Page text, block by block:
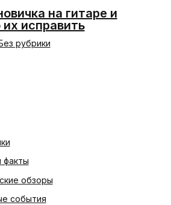
на гитаре и
исправить
рубрики
факты
обзоры
события